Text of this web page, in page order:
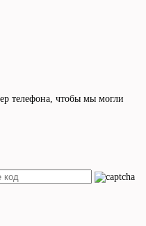
телефона, чтобы мы могли